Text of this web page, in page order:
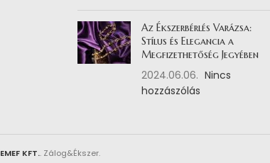
Az Ékszerbérlés Varázsa:
Stílus és Elegancia a
Megfizethetőség Jegyében
2024.06.06. Nincs
hozzászólás
KFT.. Zálog&Ékszer.